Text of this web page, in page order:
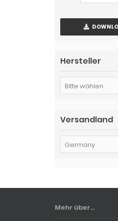
Hersteller
Bitte wählen
Versandland
Germany
Mehr über...